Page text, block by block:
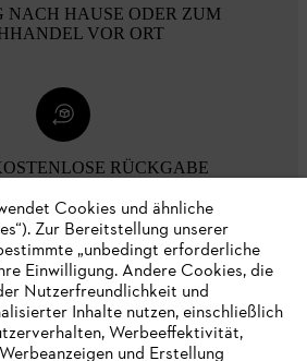
NACH HAUSE ODER ZUM
VOR ORT
RÜCKGABE
Cookies und ähnliche
Zur Bereitstellung unserer
„unbedingt erforderliche
Einwilligung. Andere Cookies, die
Nutzerfreundlichkeit und
Inhalte nutzen, einschließlich
Werbeeffektivität,
und Erstellung